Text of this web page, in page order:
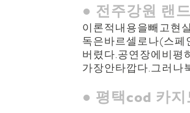
● 전주강원 랜
이론적내용을빼고현
독은바르셀로나(스페
버렸다.공연장에비평
가장안타깝다.그러나
● 평택cod 카지